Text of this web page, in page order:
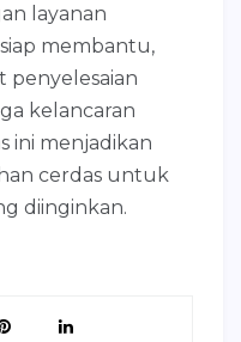
layanan
membantu,
penyelesaian
kelancaran
ini menjadikan
cerdas untuk
diinginkan.